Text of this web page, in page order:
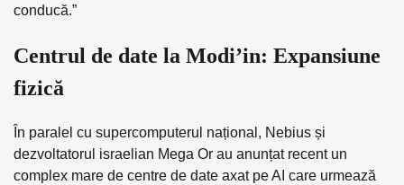
conducă.”
Centrul de date la Modi’in: Expansiune
fizică
În paralel cu supercomputerul național, Nebius și
dezvoltatorul israelian Mega Or au anunțat recent un
complex mare de centre de date axat pe AI care urmează